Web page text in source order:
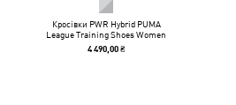
Кросівки PWR Hybrid PUMA
League Training Shoes Women
4 490,00 ₴